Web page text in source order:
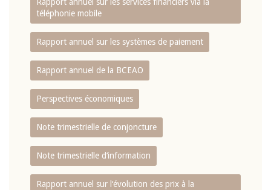
téléphonie mobile
Rapport annuel sur les systèmes de paiement
Rapport annuel de la BCEAO
Perspectives économiques
Note trimestrielle de conjoncture
Note trimestrielle d‘information
Rapport annuel sur l‘évolution des prix à la